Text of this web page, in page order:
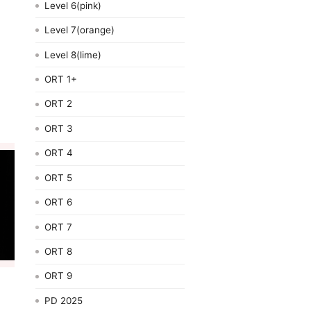
Level 6(pink)
Level 7(orange)
Level 8(lime)
ORT 1+
ORT 2
ORT 3
ORT 4
ORT 5
ORT 6
ORT 7
ORT 8
ORT 9
PD 2025